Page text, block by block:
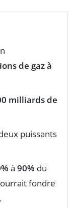
de gaz à
milliards de
puissants
à 90% du
fondre